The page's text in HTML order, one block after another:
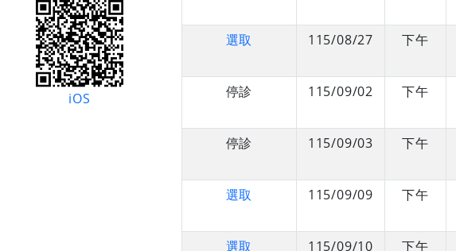
iOS
選取
115/08/27 下午
停診
115/09/02 下午
停診
115/09/03 下午
選取
115/09/09 下午
選取
115/09/10 下午